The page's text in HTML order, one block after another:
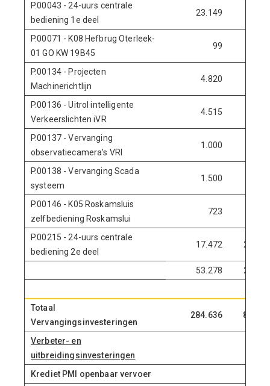
P.00043 - 24-uurs centrale
bediening 1e deel
23.149
P.00071 - K08 Hefbrug Oterleek-
01 GO KW 19B45
99
P.00134 - Projecten
Machinerichtlijn
4.820
P.00136 - Uitrol intelligente
Verkeerslichten iVR
4.515
P.00137 - Vervanging
observatiecamera's VRI
1.000
P.00138 - Vervanging Scada
systeem
1.500
P.00146 - K05 Roskamsluis
zelfbediening Roskamslui
723
P.00215 - 24-uurs centrale
bediening 2e deel
17.472 20.269
53.278 20.269
Totaal
Vervangingsinvesteringen
284.636 81.969
Verbeter- en
uitbreidingsinvesteringen
Krediet PMI openbaar vervoer